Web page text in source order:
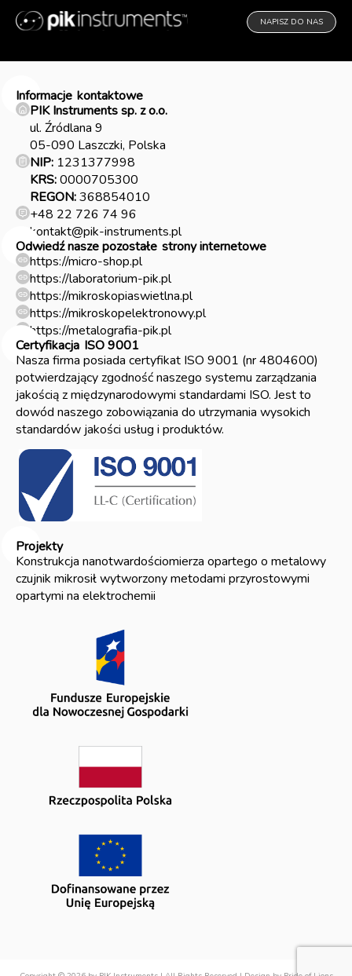
NAPISZ DO NAS
Informacje kontaktowe
PIK Instruments sp. z o.o.
ul. Źródlana 9
05-090 Laszczki, Polska
NIP: 1231377998
KRS:0000705300
REGON:368854010
+48 22 726 74 96
kontakt@pik-instruments.pl
Odwiedź nasze pozostałe strony internetowe
https://micro-shop.pl
https://laboratorium-pik.pl
https://mikroskopiaswietlna.pl
https://mikroskopelektronowy.pl
https://metalografia-pik.pl
Certyfikacja ISO 9001
Nasza firma posiada certyfikat ISO 9001 (nr 4804600)
potwierdzający zgodność naszego systemu zarządzania
jakością z międzynarodowymi standardami ISO. Jest to
dowód naszego zobowiązania do utrzymania wysokich
standardów jakości usług i produktów.
Projekty
Konstrukcja nanotwardościomierza opartego o metalowy
czujnik mikrosił wytworzony metodami przyrostowymi
opartymi na elektrochemii